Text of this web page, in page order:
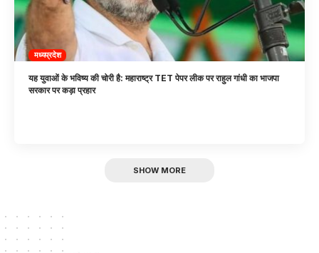
मध्यप्रदेश
यह युवाओं के भविष्य की चोरी है: महाराष्ट्र TET पेपर लीक पर राहुल गांधी का भाजपा
सरकार पर कड़ा प्रहार
SHOW MORE